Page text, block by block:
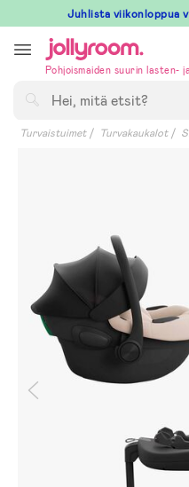
till
innehållet
Juhlista viikonloppua
Pohjoismaiden suurin lasten-
Turvaistuimet Turvakaukalot